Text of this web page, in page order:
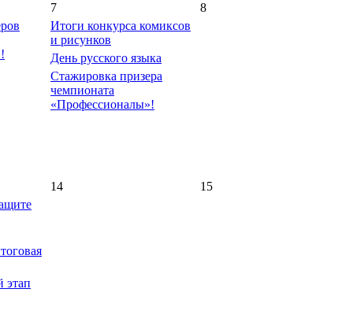
7
Итоги конкурса комиксов
и рисунков
День русского языка
Стажировка призера
чемпионата
«Профессионалы»!
8
этап
14 15